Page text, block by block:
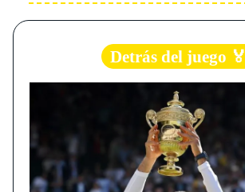
Detrás del juego 🏅